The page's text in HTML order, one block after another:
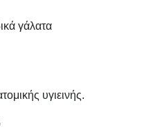
γάλατα
υγιεινής.